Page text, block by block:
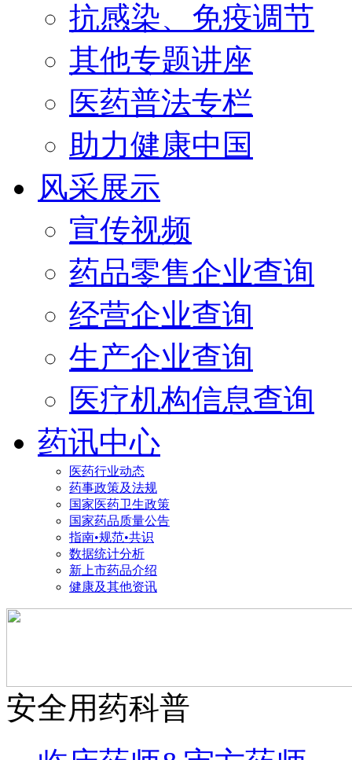
抗感染、免疫调节
其他专题讲座
医药普法专栏
助力健康中国
风采展示
宣传视频
药品零售企业查询
经营企业查询
生产企业查询
医疗机构信息查询
药讯中心
医药行业动态
药事政策及法规
国家医药卫生政策
国家药品质量公告
指南•规范•共识
数据统计分析
新上市药品介绍
健康及其他资讯
安全用药科普